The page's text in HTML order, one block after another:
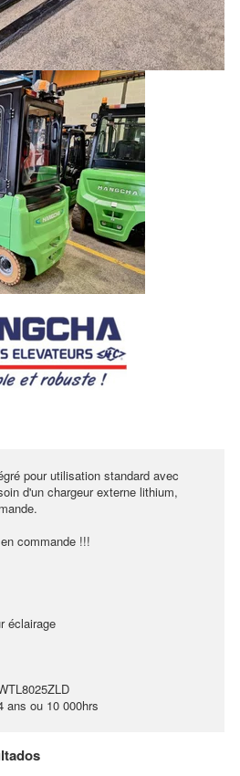
pour utilisation standard avec
d'un chargeur externe lithium,
commande !!!
éclairage
ans ou 10 000hrs